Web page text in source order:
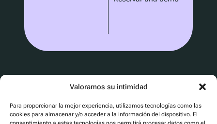
Valoramos su intimidad
Para proporcionar la mejor experiencia, utilizamos tecnologías como las
cookies para almacenar y/o acceder a la información del dispositivo. El
Cert No. 24840